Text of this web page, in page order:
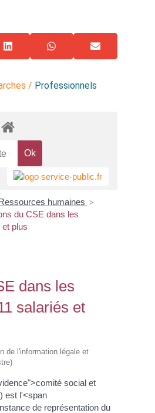
/ Professionnels
humaines >
du CSE dans les
plus
dans les
salariés et
de l'information légale et
social et
est l'<span
de représentation du